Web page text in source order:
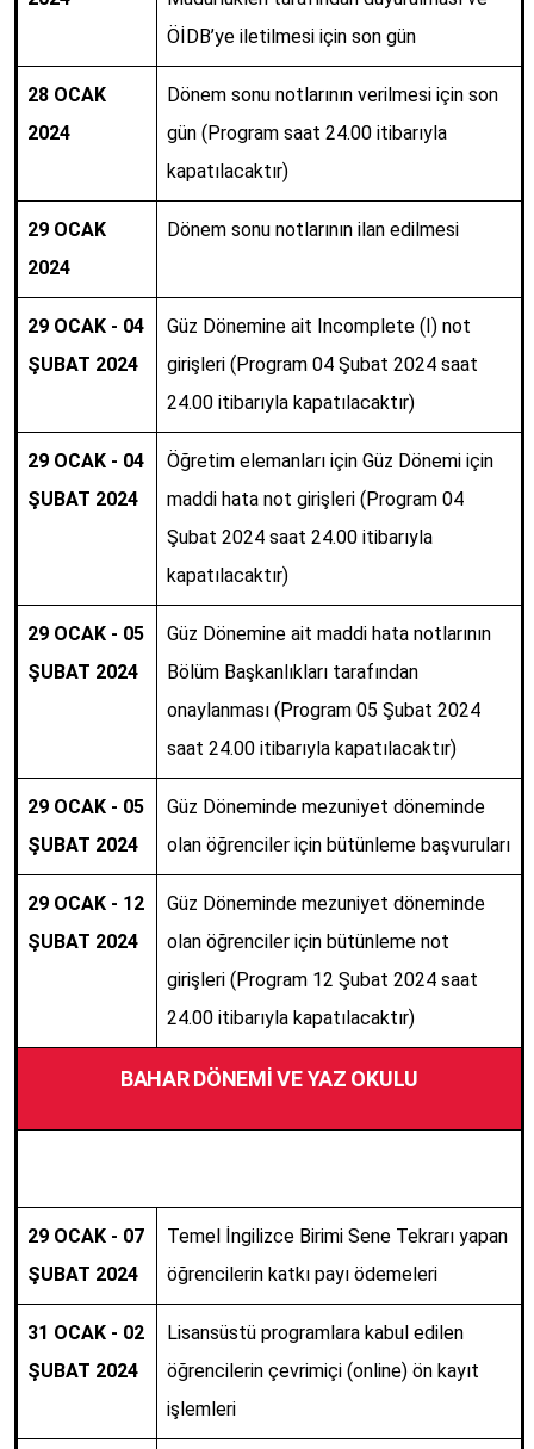
ÖİDB’ye iletilmesi için son gün
28 OCAK
2024
Dönem sonu notlarının verilmesi için son
gün (Program saat 24.00 itibarıyla
kapatılacaktır)
29 OCAK
2024
Dönem sonu notlarının ilan edilmesi
29 OCAK - 04
ŞUBAT 2024
Güz Dönemine ait Incomplete (I) not
girişleri (Program 04 Şubat 2024 saat
24.00 itibarıyla kapatılacaktır)
29 OCAK - 04
ŞUBAT 2024
Öğretim elemanları için Güz Dönemi için
maddi hata not girişleri (Program 04
Şubat 2024 saat 24.00 itibarıyla
kapatılacaktır)
29 OCAK - 05
ŞUBAT 2024
Güz Dönemine ait maddi hata notlarının
Bölüm Başkanlıkları tarafından
onaylanması (Program 05 Şubat 2024
saat 24.00 itibarıyla kapatılacaktır)
29 OCAK - 05
ŞUBAT 2024
Güz Döneminde mezuniyet döneminde
olan öğrenciler için bütünleme başvuruları
29 OCAK - 12
ŞUBAT 2024
Güz Döneminde mezuniyet döneminde
olan öğrenciler için bütünleme not
girişleri (Program 12 Şubat 2024 saat
24.00 itibarıyla kapatılacaktır)
BAHAR DÖNEMİ VE YAZ OKULU
29 OCAK - 07
ŞUBAT 2024
Temel İngilizce Birimi Sene Tekrarı yapan
öğrencilerin katkı payı ödemeleri
31 OCAK - 02
ŞUBAT 2024
Lisansüstü programlara kabul edilen
öğrencilerin çevrimiçi (online) ön kayıt
işlemleri